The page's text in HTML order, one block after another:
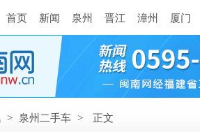
首页 新闻 泉州 晋江 漳州 厦门
> 泉州二手车 > 正文